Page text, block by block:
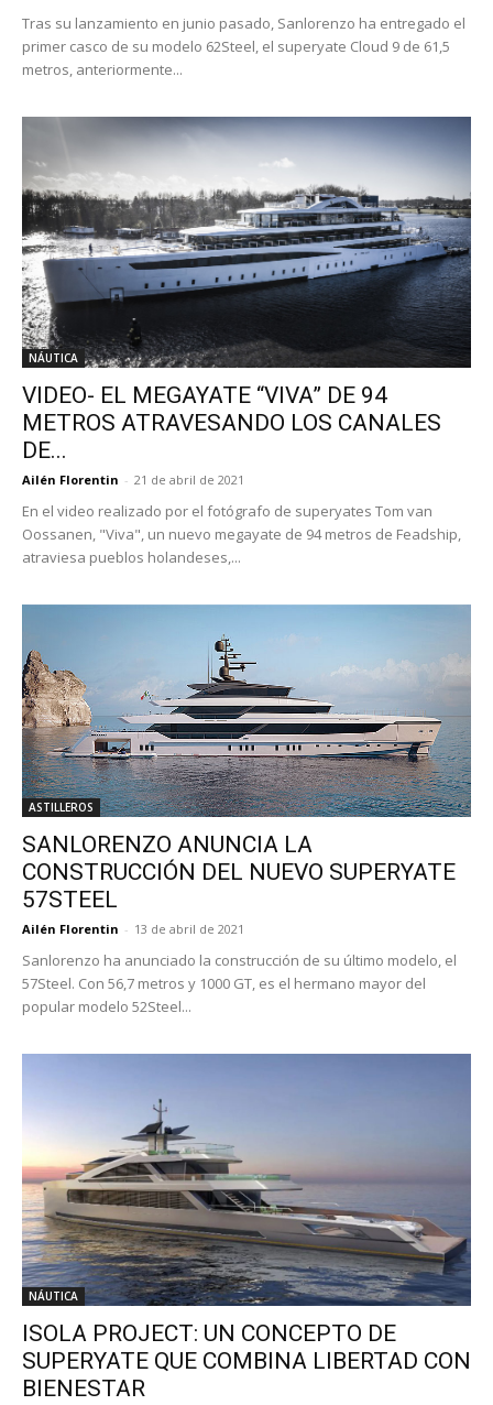
Tras su lanzamiento en junio pasado, Sanlorenzo ha entregado el
primer casco de su modelo 62Steel, el superyate Cloud 9 de 61,5
metros, anteriormente...
NÁUTICA
VIDEO- EL MEGAYATE “VIVA” DE 94
METROS ATRAVESANDO LOS CANALES
DE...
Ailén Florentin - 21 de abril de 2021
En el video realizado por el fotógrafo de superyates Tom van
Oossanen, "Viva", un nuevo megayate de 94 metros de Feadship,
atraviesa pueblos holandeses,...
ASTILLEROS
SANLORENZO ANUNCIA LA
CONSTRUCCIÓN DEL NUEVO SUPERYATE
57STEEL
Ailén Florentin - 13 de abril de 2021
Sanlorenzo ha anunciado la construcción de su último modelo, el
57Steel. Con 56,7 metros y 1000 GT, es el hermano mayor del
popular modelo 52Steel...
NÁUTICA
ISOLA PROJECT: UN CONCEPTO DE
SUPERYATE QUE COMBINA LIBERTAD CON
BIENESTAR